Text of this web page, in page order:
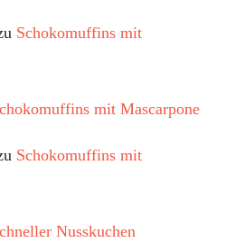
Schokomuffins mit
mit Mascarpone
Schokomuffins mit
Nusskuchen